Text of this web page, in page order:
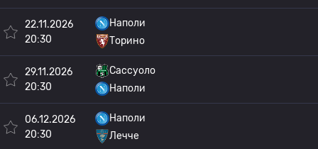
22.11.2026
20:30
Наполи
Торино
29.11.2026
20:30
Сассуоло
Наполи
06.12.2026
20:30
Наполи
Лечче